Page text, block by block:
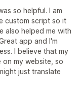
so helpful. I am
custom script so it
also helped me with
app and I'm
I believe that my
my website, so
just translate